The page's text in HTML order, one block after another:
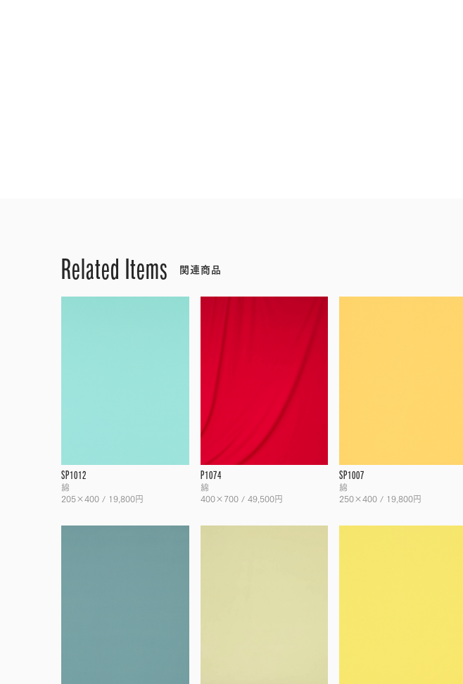
Related Items 関連商品
SP1012
綿
205×400 / 19,800円
P1074
綿
400×700 / 49,500円
SP1007
綿
250×400 / 19,800円